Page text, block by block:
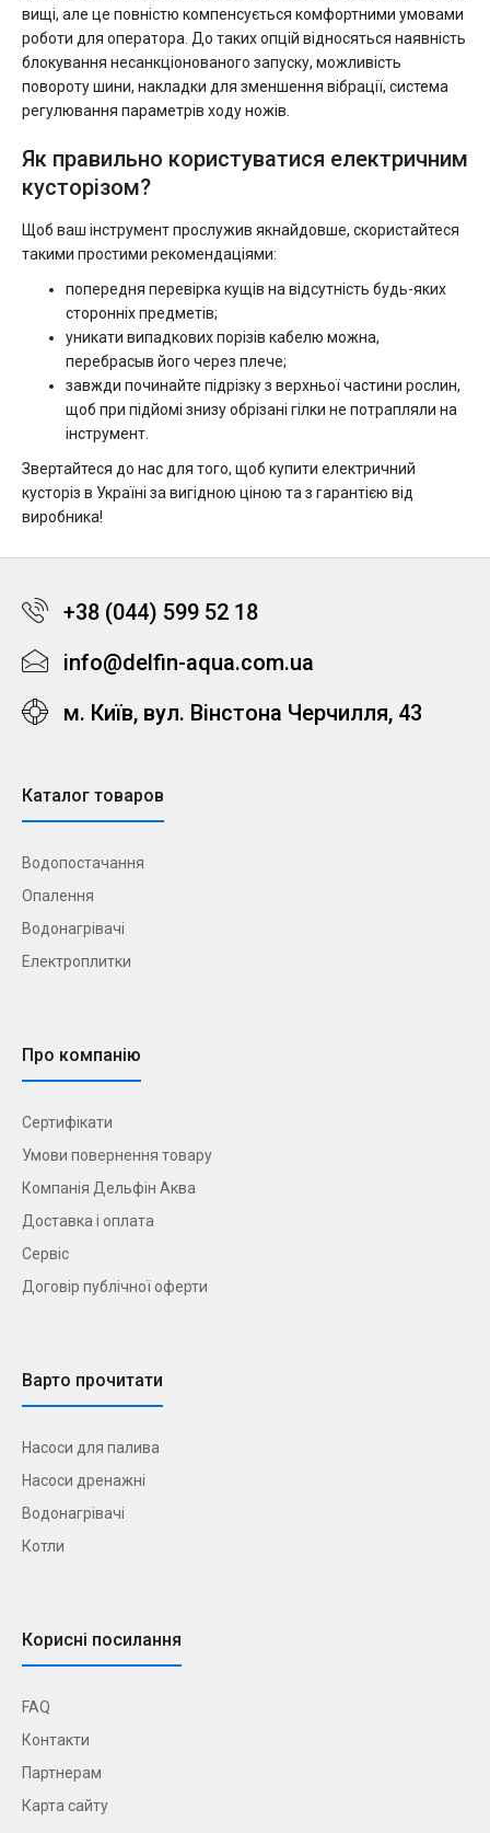
вищі, але це повністю компенсується комфортними умовами
роботи для оператора. До таких опцій відносяться наявність
блокування несанкціонованого запуску, можливість
повороту шини, накладки для зменшення вібрації, система
регулювання параметрів ходу ножів.
Як правильно користуватися електричним
кусторізом?
Щоб ваш інструмент прослужив якнайдовше, скористайтеся
такими простими рекомендаціями:
попередня перевірка кущів на відсутність будь-яких
сторонніх предметів;
уникати випадкових порізів кабелю можна,
перебрасыв його через плече;
завжди починайте підрізку з верхньої частини рослин,
щоб при підйомі знизу обрізані гілки не потрапляли на
інструмент.
Звертайтеся до нас для того, щоб купити електричний
кусторіз в Україні за вигідною ціною та з гарантією від
виробника!
+38 (044) 599 52 18
info@delfin-aqua.com.ua
м. Київ, вул. Вінстона Черчилля, 43
Каталог товаров
Водопостачання
Опалення
Водонагрівачі
Електроплитки
Про компанію
Сертифікати
Умови повернення товару
Компанія Дельфін Аква
Доставка і оплата
Сервіс
Договір публічної оферти
Варто прочитати
Насоси для палива
Насоси дренажні
Водонагрівачі
Котли
Корисні посилання
FAQ
Контакти
Партнерам
Карта сайту